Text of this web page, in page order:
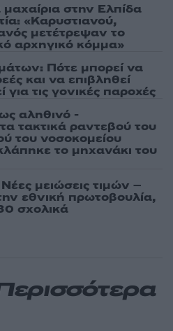
στην Ελπίδα
«Καρυστιανού,
μετέτρεψαν το
αρχηγικό κόμμα»
Πότε μπορεί να
και να επιβληθεί
για τις γονικές παροχές
αληθινό -
τακτικά ραντεβού του
του νοσοκομείου
το μηχανάκι του
μειώσεις τιμών –
εθνική πρωτοβουλία,
σχολικά